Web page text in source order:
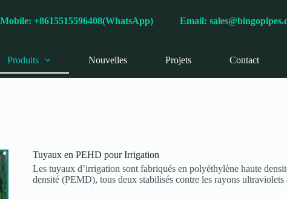
Mobile: +8615515596408(WhatsApp)Email:
Produits Nouvelles Projets Contact
Tuyaux en PEHD pour Irrigation
Les tuyaux d’irrigation sont fabriqués en polyéthylène haute
densité (PEMD), tous deux stabilisés contre les rayons